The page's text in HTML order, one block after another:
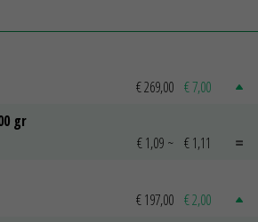
€ 269,00 € 7,00
gr
€ 1,09 ~ € 1,11
€ 197,00 € 2,00